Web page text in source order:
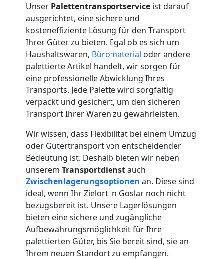
Unser Palettentransportservice ist darauf
ausgerichtet, eine sichere und
kosteneffiziente Lösung für den Transport
Ihrer Güter zu bieten. Egal ob es sich um
Haushaltswaren, Büromaterial oder andere
palettierte Artikel handelt, wir sorgen für
eine professionelle Abwicklung Ihres
Transports. Jede Palette wird sorgfältig
verpackt und gesichert, um den sicheren
Transport Ihrer Waren zu gewährleisten.
Wir wissen, dass Flexibilität bei einem Umzug
oder Gütertransport von entscheidender
Bedeutung ist. Deshalb bieten wir neben
unserem Transportdienstauch
Zwischenlagerungsoptionen an. Diese sind
ideal, wenn Ihr Zielort in Goslar noch nicht
bezugsbereit ist. Unsere Lagerlösungen
bieten eine sichere und zugängliche
Aufbewahrungsmöglichkeit für Ihre
palettierten Güter, bis Sie bereit sind, sie an
Ihrem neuen Standort zu empfangen.